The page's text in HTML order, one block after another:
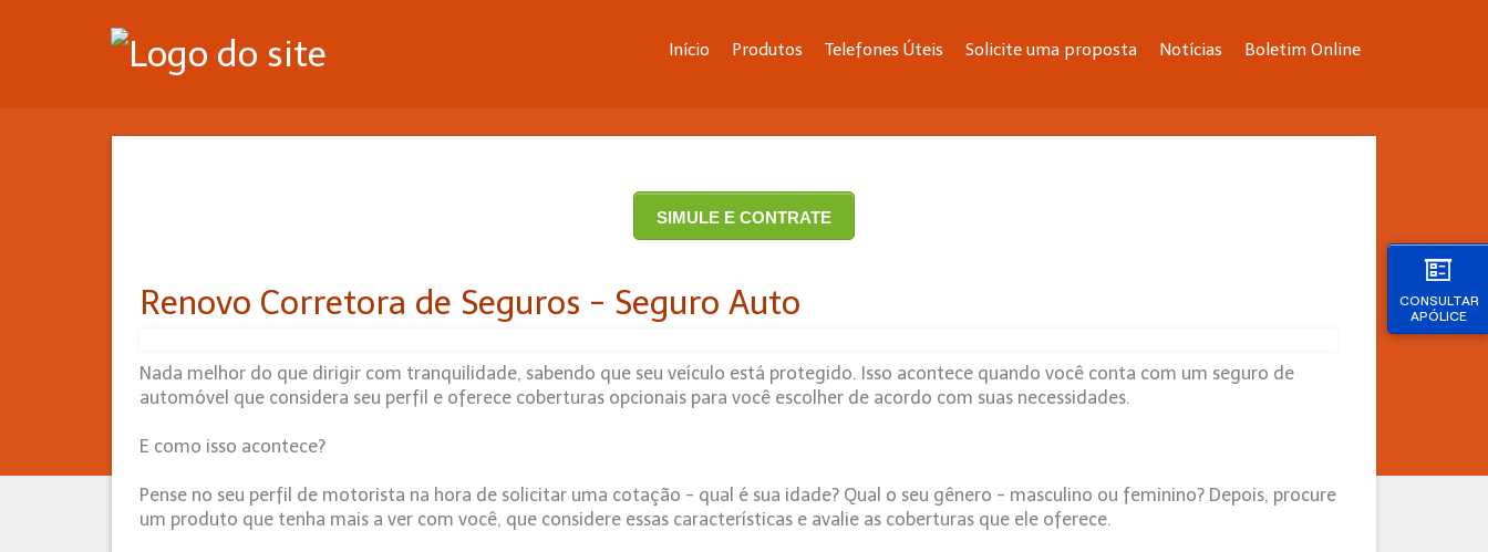
CONSULTAR
APÓLICE
Início Produtos Telefones Úteis Solicite uma proposta Notícias Boletim Online
SIMULE E CONTRATE
Renovo Corretora de Seguros - Seguro Auto
Nada melhor do que dirigir com tranquilidade, sabendo que seu veículo está protegido. Isso acontece quando você conta com um seguro de
automóvel que considera seu perfil e oferece coberturas opcionais para você escolher de acordo com suas necessidades.
E como isso acontece?
Pense no seu perfil de motorista na hora de solicitar uma cotação - qual é sua idade? Qual o seu gênero - masculino ou feminino? Depois, procure
um produto que tenha mais a ver com você, que considere essas características e avalie as coberturas que ele oferece.